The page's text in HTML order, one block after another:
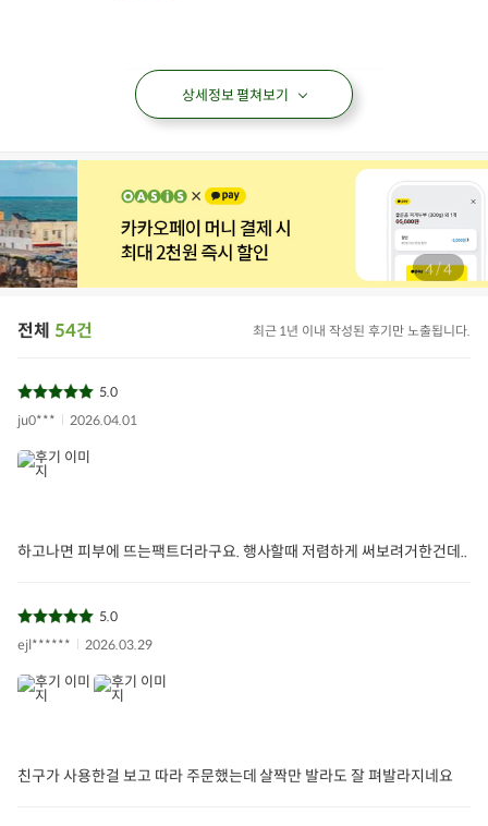
상세정보 펼쳐보기
4/4
전체 54건 최근 1년 이내 작성된 후기만 노출됩니다.
5.0
ju0***
2026.04.01
하고나면 피부에 뜨는팩트더라구요. 행사할때 저렴하게 써보려거한건데..
5.0
ejl******
2026.03.29
친구가 사용한걸 보고 따라 주문했는데 살짝만 발라도 잘 펴발라지네요